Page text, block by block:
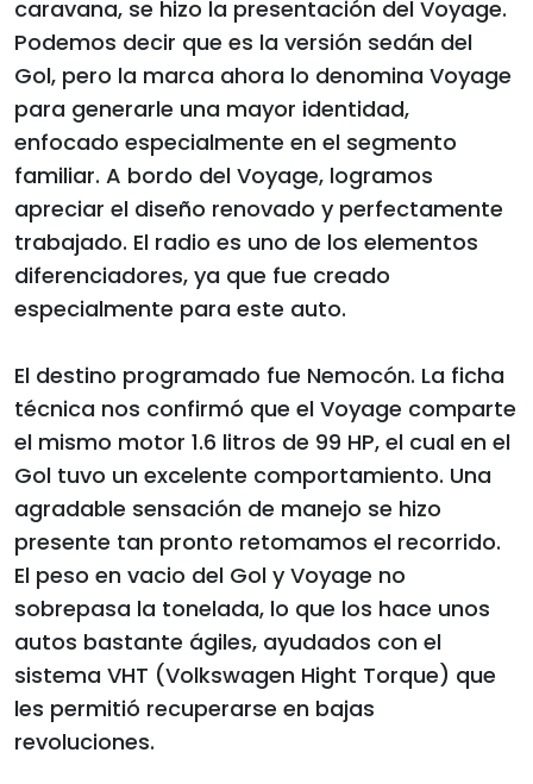
caravana, se hizo la presentación del Voyage.
Podemos decir que es la versión sedán del
Gol, pero la marca ahora lo denomina Voyage
para generarle una mayor identidad,
enfocado especialmente en el segmento
familiar. A bordo del Voyage, logramos
apreciar el diseño renovado y perfectamente
trabajado. El radio es uno de los elementos
diferenciadores, ya que fue creado
especialmente para este auto.
El destino programado fue Nemocón. La ficha
técnica nos confirmó que el Voyage comparte
el mismo motor 1.6 litros de 99 HP, el cual en el
Gol tuvo un excelente comportamiento. Una
agradable sensación de manejo se hizo
presente tan pronto retomamos el recorrido.
El peso en vacio del Gol y Voyage no
sobrepasa la tonelada, lo que los hace unos
autos bastante ágiles, ayudados con el
sistema VHT (Volkswagen Hight Torque) que
les permitió recuperarse en bajas
revoluciones.